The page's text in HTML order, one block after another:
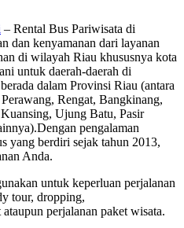
– Rental Bus Pariwisata di
dan kenyamanan dari layanan
di wilayah Riau khususnya kota
untuk daerah-daerah di
dalam Provinsi Riau (antara
Rengat, Bangkinang,
Ujung Batu, Pasir
pengalaman
yang berdiri sejak tahun 2013,
Anda.
untuk keperluan perjalanan
tour, dropping,
perjalanan paket wisata.